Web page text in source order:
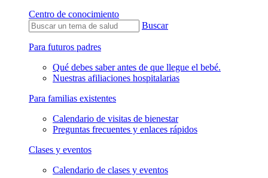
Centro de conocimiento
Buscar
Para futuros padres
Qué debes saber antes de que llegue el bebé.
Nuestras afiliaciones hospitalarias
Para familias existentes
Calendario de visitas de bienestar
Preguntas frecuentes y enlaces rápidos
Clases y eventos
Calendario de clases y eventos